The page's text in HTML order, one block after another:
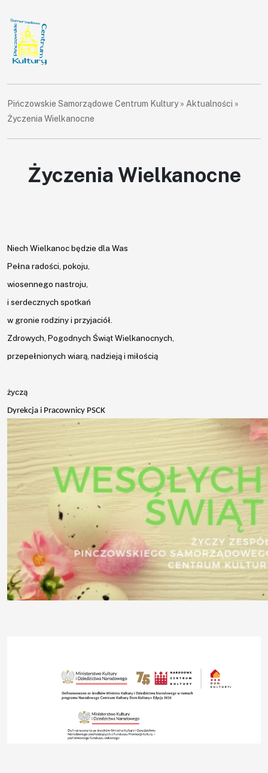
Aktualności
Aktualności
UTW
O
nas
Kadra
Zajęcia
Wydarzenia
Konkursy
Projekty
Pińczowskie Samorządowe Centrum Kultury» Aktualności »
Życzenia Wielkanocne
Życzenia Wielkanocne
Niech Wielkanoc będzie dla Was
Pełna radości, pokoju,
wiosennego nastroju,
i serdecznych spotkań
w gronie rodziny i przyjaciół.
Zdrowych, Pogodnych Świąt Wielkanocnych,
przepełnionych wiarą, nadzieją i miłością
życzą
Dyrekcja i Pracownicy PSCK